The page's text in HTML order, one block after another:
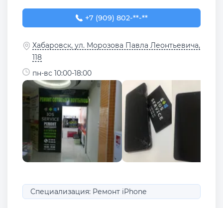
+7 (909) 802-68-61
+7 (909) 802-**-**
Хабаровск, ул. Морозова Павла Леонтьевича,
118
пн-вс 10:00-18:00
Специализация: Ремонт iPhone